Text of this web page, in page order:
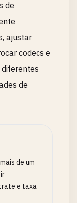
de
ajustar
codecs e
de
de um
e taxa